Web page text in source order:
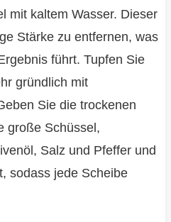
mit kaltem Wasser. Dieser
Stärke zu entfernen, was
führt. Tupfen Sie
gründlich mit
Sie die trockenen
große Schüssel,
Salz und Pfeffer und
sodass jede Scheibe